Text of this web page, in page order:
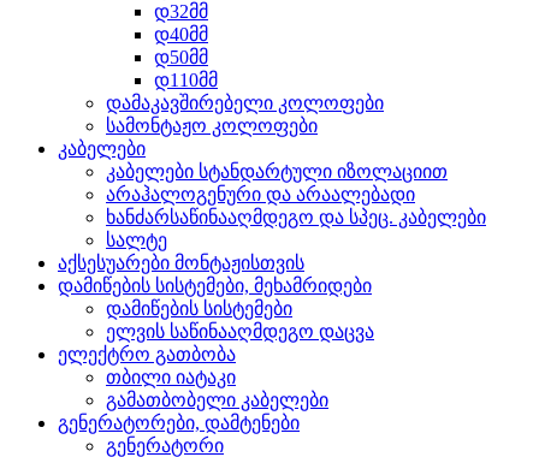
დ32მმ
დ40მმ
დ50მმ
დ110მმ
დამაკავშირებელი კოლოფები
სამონტაჟო კოლოფები
კაბელები
კაბელები სტანდარტული იზოლაციით
არაჰალოგენური და არაალებადი
ხანძარსაწინააღმდეგო და სპეც. კაბელები
სალტე
აქსესუარები მონტაჟისთვის
დამიწების სისტემები, მეხამრიდები
დამიწების სისტემები
ელვის საწინააღმდეგო დაცვა
ელექტრო გათბობა
თბილი იატაკი
გამათბობელი კაბელები
გენერატორები, დამტენები
გენერატორი